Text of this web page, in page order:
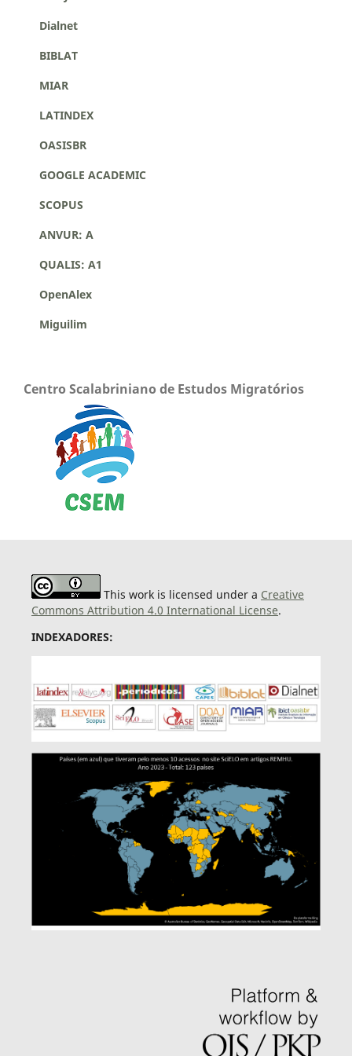
Dialnet
BIBLAT
MIAR
LATINDEX
OASISBR
GOOGLE ACADEMIC
SCOPUS
ANVUR: A
QUALIS: A1
OpenAlex
Miguilim
Centro Scalabriniano de Estudos Migratórios
This work is licensed under a Creative
Commons Attribution 4.0 International License.
INDEXADORES: